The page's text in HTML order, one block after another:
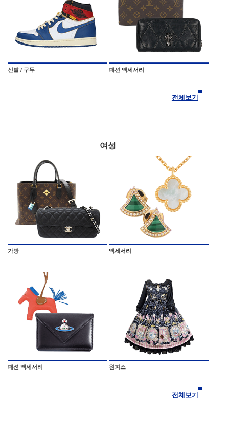
신발 / 구두 패션 액세서리
전체보기
여성
가방 액세서리
패션 액세서리 원피스
전체보기